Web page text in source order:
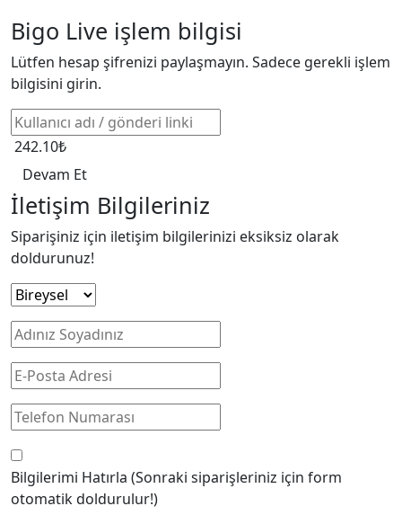
Bigo Live işlem bilgisi
Lütfen hesap şifrenizi paylaşmayın. Sadece gerekli işlem
bilgisini girin.
242.10₺
Devam Et
İletişim Bilgileriniz
Siparişiniz için iletişim bilgilerinizi eksiksiz olarak
doldurunuz!
Bilgilerimi Hatırla (Sonraki siparişleriniz için form
otomatik doldurulur!)